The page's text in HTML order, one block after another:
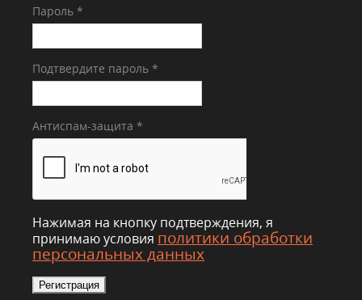
Пароль *
Подтвердите пароль *
Антиспам-защита *
Нажимая на кнопку подтверждения, я
принимаю условия политики обработки
персональных данных